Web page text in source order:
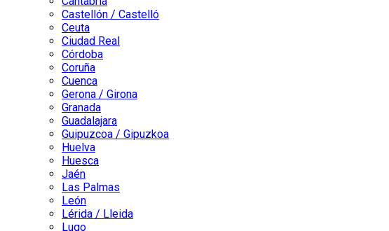
Castellón / Castelló
Ceuta
Ciudad Real
Córdoba
Coruña
Cuenca
Gerona / Girona
Granada
Guadalajara
Guipuzcoa / Gipuzkoa
Huelva
Huesca
Jaén
Las Palmas
León
Lérida / Lleida
Lugo